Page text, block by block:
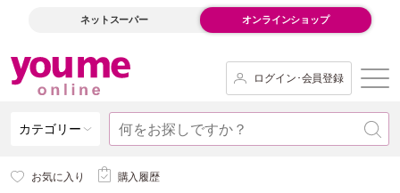
ネットスーパー オンラインショップ
ログイン･会員登録
カテゴリー
お気に入り 購入履歴